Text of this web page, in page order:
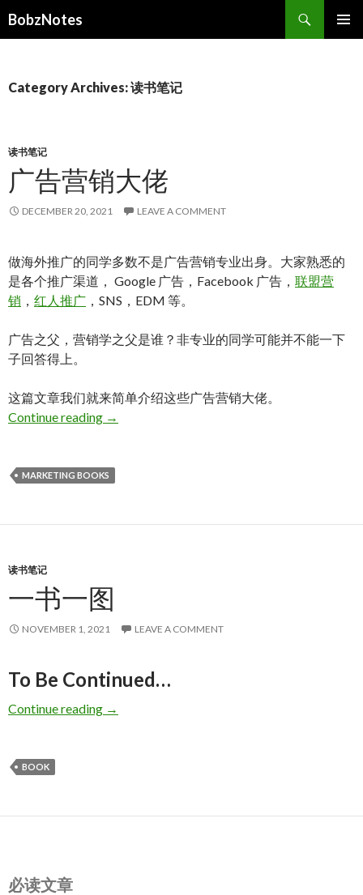
BobzNotes
Category Archives: 读书笔记
读书笔记
广告营销大佬
DECEMBER 20, 2021 LEAVE A COMMENT
做海外推广的同学多数不是广告营销专业出身。大家熟悉的
是各个推广渠道， Google 广告，Facebook 广告， 联盟营
销 ， 红人推广 ，SNS，EDM 等。
广告之父，营销学之父是谁？非专业的同学可能并不能一下
子回答得上。
这篇文章我们就来简单介绍这些广告营销大佬。
Continue reading 广告营销大佬
→
MARKETING BOOKS
读书笔记
一书一图
NOVEMBER 1, 2021 LEAVE A COMMENT
To Be Continued…
Continue reading 一书一图
→
BOOK
必读文章